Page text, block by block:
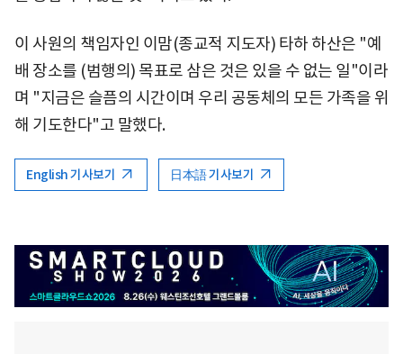
이 사원의 책임자인 이맘(종교적 지도자) 타하 하산은 "예
배 장소를 (범행의) 목표로 삼은 것은 있을 수 없는 일"이라
며 "지금은 슬픔의 시간이며 우리 공동체의 모든 가족을 위
해 기도한다"고 말했다.
English 기사보기 日本語 기사보기